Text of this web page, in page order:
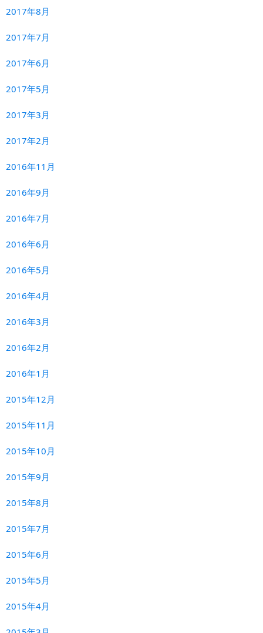
2017年8月
2017年7月
2017年6月
2017年5月
2017年3月
2017年2月
2016年11月
2016年9月
2016年7月
2016年6月
2016年5月
2016年4月
2016年3月
2016年2月
2016年1月
2015年12月
2015年11月
2015年10月
2015年9月
2015年8月
2015年7月
2015年6月
2015年5月
2015年4月